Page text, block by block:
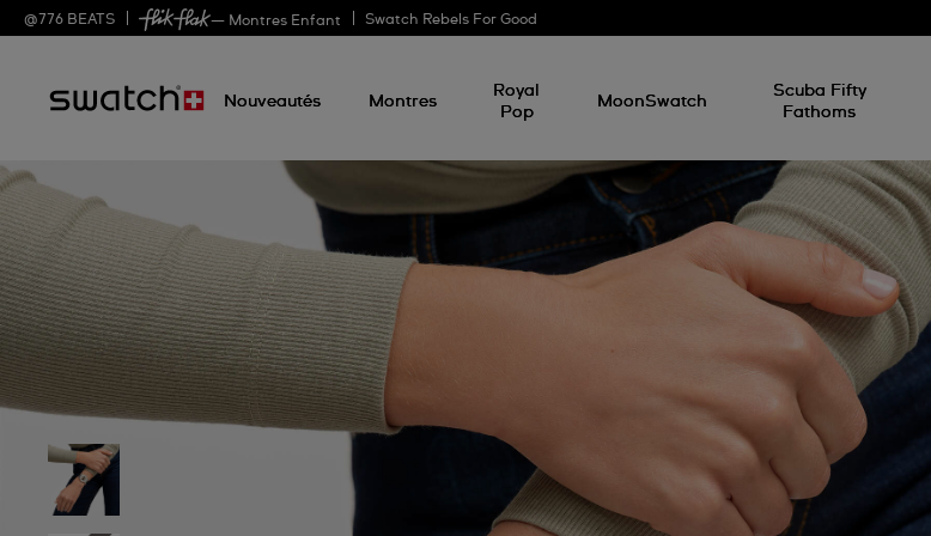
@ 776 BEATS — Montres Enfant Swatch Rebels For Good
Nouveautés Montres
Royal
Pop
MoonSwatch
Scuba Fifty
Fathoms